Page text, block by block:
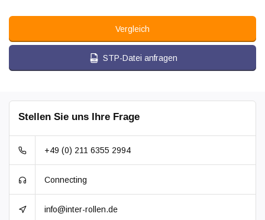
Vergleich
STP-Datei anfragen
Stellen Sie uns Ihre Frage
+49 (0) 211 6355 2994
Connecting
info@inter-rollen.de